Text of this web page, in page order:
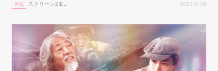
連載 スクリーンZIEL 2021.01.18